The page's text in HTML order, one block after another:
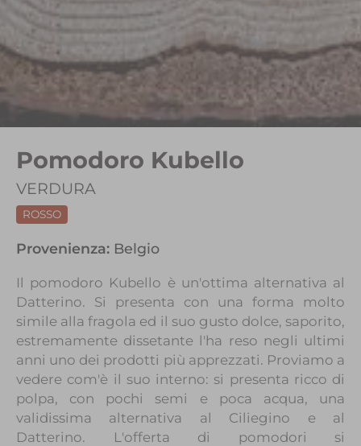
Pomodoro Kubello
VERDURA
ROSSO
Provenienza: Belgio
Il pomodoro Kubello è un'ottima alternativa al
Datterino. Si presenta con una forma molto
simile alla fragola ed il suo gusto dolce, saporito,
estremamente dissetante l'ha reso negli ultimi
anni uno dei prodotti più apprezzati. Proviamo a
vedere com'è il suo interno: si presenta ricco di
polpa, con pochi semi e poca acqua, una
validissima alternativa al Ciliegino e al
Datterino. L'offerta di pomodori si